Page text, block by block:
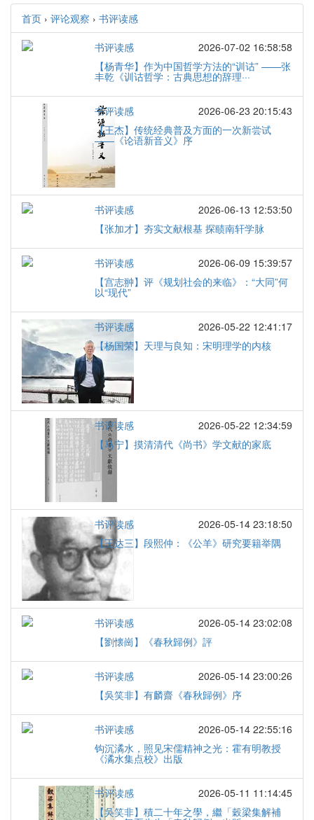
首页 › 评论观察 › 书评读感
书评读感
2026-07-02 16:58:58
【杨青华】作为中国哲学方法的“训诂” ——张
丰乾《训诂哲学：古典思想的辞理···
书评读感
2026-06-23 20:15:43
【王杰】传统经典普及方面的一次新尝试
——《论语新音义》序
书评读感
2026-06-13 12:53:50
【张加才】夯实文献根基 探赜南轩学脉
书评读感
2026-06-09 15:39:57
【宫志翀】评《规划社会的来临》：“大同”何
以“现代”
书评读感
2026-05-22 12:41:17
【杨国荣】天理与良知：宋明理学的内核
书评读感
2026-05-22 12:34:59
【马宁】摸清清代《尚书》学文献的家底
书评读感
2026-05-14 23:18:50
【王达三】段熙仲：《公羊》研究要籍举隅
书评读感
2026-05-14 23:02:08
【劉懐崗】《春秋歸例》評
书评读感
2026-05-14 23:00:26
【吳笑非】有麟齋《春秋歸例》序
书评读感
2026-05-14 22:55:16
钩沉潏水，照见宋儒精神之光：霍有明教授
《潏水集点校》出版
书评读感
2026-05-11 11:14:45
【吳笑非】積二十年之學，繼「穀梁集解補